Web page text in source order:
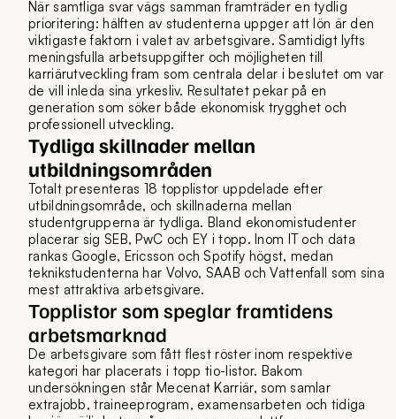
När samtliga svar vägs samman framträder en tydlig
prioritering: hälften av studenterna uppger att lön är den
viktigaste faktorn i valet av arbetsgivare. Samtidigt lyfts
meningsfulla arbetsuppgifter och möjligheten till
karriärutveckling fram som centrala delar i beslutet om var
de vill inleda sina yrkesliv. Resultatet pekar på en
generation som söker både ekonomisk trygghet och
professionell utveckling.
Tydliga skillnader mellan
utbildningsområden
Totalt presenteras 18 topplistor uppdelade efter
utbildningsområde, och skillnaderna mellan
studentgrupperna är tydliga. Bland ekonomistudenter
placerar sig SEB, PwC och EY i topp. Inom IT och data
rankas Google, Ericsson och Spotify högst, medan
teknikstudenterna har Volvo, SAAB och Vattenfall som sina
mest attraktiva arbetsgivare.
Topplistor som speglar framtidens
arbetsmarknad
De arbetsgivare som fått flest röster inom respektive
kategori har placerats i topp tio-listor. Bakom
undersökningen står Mecenat Karriär, som samlar
extrajobb, traineeprogram, examensarbeten och tidiga